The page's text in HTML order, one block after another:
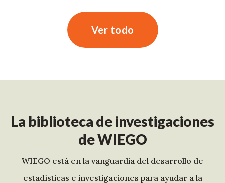
Ver todo
La biblioteca de investigaciones
de WIEGO
WIEGO está en la vanguardia del desarrollo de
estadísticas e investigaciones para ayudar a la